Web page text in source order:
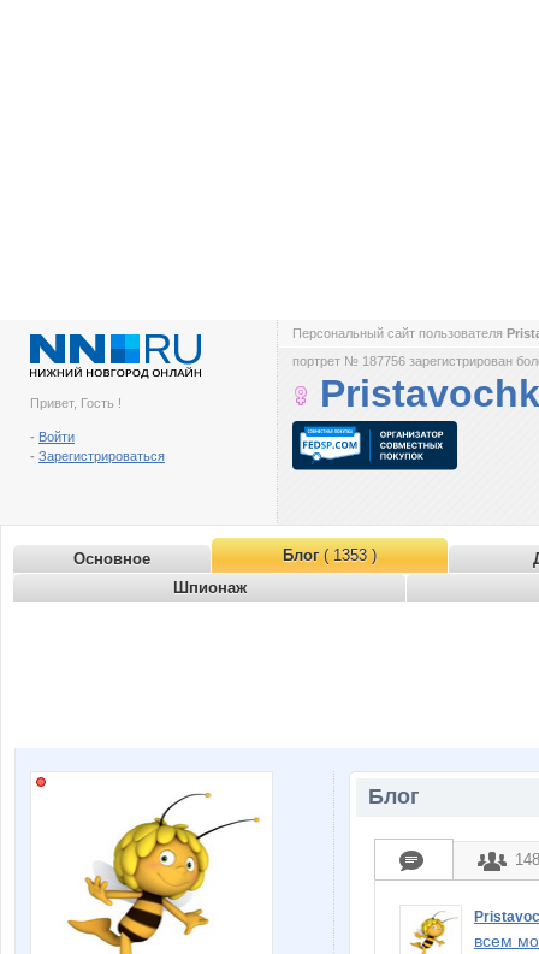
Привет, Гость !
- Войти
- Зарегистрироваться
Персональный сайт пользователя
портрет № 187756 зарегистрирован
Основное Блог( 1353 )
Шпионаж
Блог
всем